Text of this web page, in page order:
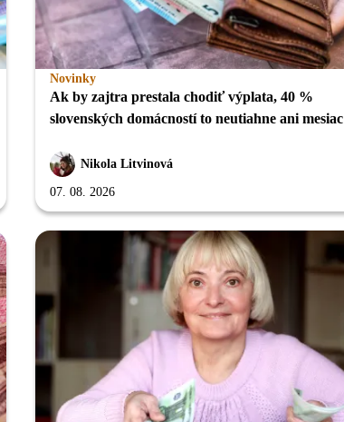
Novinky
Ak by zajtra prestala chodiť výplata, 40 %
slovenských domácností to neutiahne ani mesiac
Nikola Litvinová
07. 08. 2026